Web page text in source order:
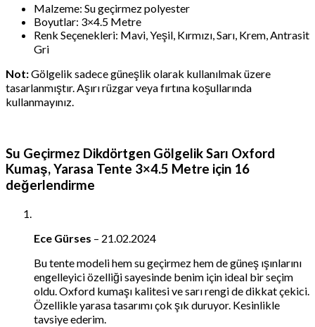
Malzeme: Su geçirmez polyester
Boyutlar: 3×4.5 Metre
Renk Seçenekleri: Mavi, Yeşil, Kırmızı, Sarı, Krem, Antrasit
Gri
Not:Gölgelik sadece güneşlik olarak kullanılmak üzere
tasarlanmıştır. Aşırı rüzgar veya fırtına koşullarında
kullanmayınız.
Su Geçirmez Dikdörtgen Gölgelik Sarı Oxford
Kumaş, Yarasa Tente 3×4.5 Metre için 16
değerlendirme
Ece Gürses – 21.02.2024
Bu tente modeli hem su geçirmez hem de güneş ışınlarını
engelleyici özelliği sayesinde benim için ideal bir seçim
oldu. Oxford kumaşı kalitesi ve sarı rengi de dikkat çekici.
Özellikle yarasa tasarımı çok şık duruyor. Kesinlikle
tavsiye ederim.